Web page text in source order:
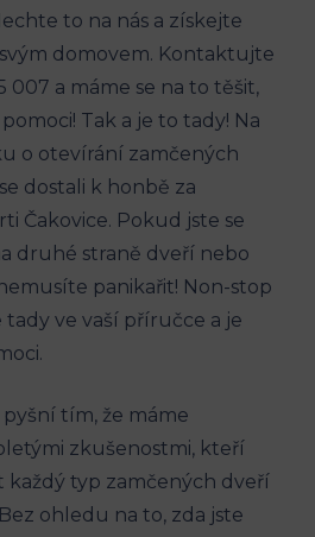
to na nás a získejte
domovem. Kontaktujte‍
007 a máme se na to těšit,
Tak a je to tady! ⁤Na
o otevírání ⁤zamčených
dostali k ⁣honbě za
Čakovice. Pokud jste se
druhé ⁤straně dveří ⁣nebo
​panikařit! ⁢Non-stop
⁣tady ve vaší ⁢příručce a je
pyšní ⁣tím, že máme
zkušenostmi, kteří
každý typ zamčených dveří‍
⁢ohledu na to, zda jste